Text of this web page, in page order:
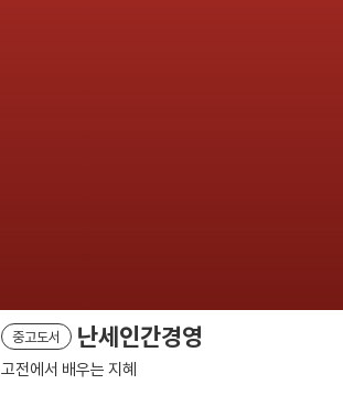
중고도서 난세인간경영
고전에서 배우는 지혜